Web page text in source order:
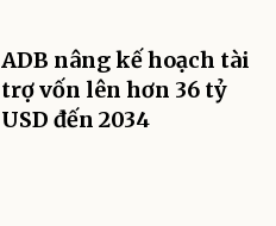
ADB nâng kế hoạch tài
trợ vốn lên hơn 36 tỷ
USD đến 2034